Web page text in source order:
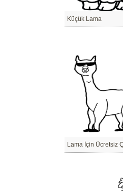
Küçük Lama